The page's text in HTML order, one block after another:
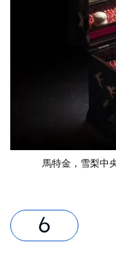
馬特金 ，雪梨中